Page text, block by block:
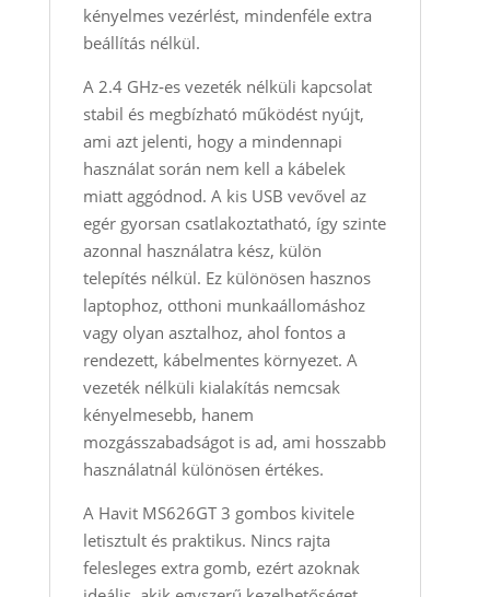
kényelmes vezérlést, mindenféle extra
beállítás nélkül.
A 2.4 GHz‑es vezeték nélküli kapcsolat
stabil és megbízható működést nyújt,
ami azt jelenti, hogy a mindennapi
használat során nem kell a kábelek
miatt aggódnod. A kis USB vevővel az
egér gyorsan csatlakoztatható, így szinte
azonnal használatra kész, külön
telepítés nélkül. Ez különösen hasznos
laptophoz, otthoni munkaállomáshoz
vagy olyan asztalhoz, ahol fontos a
rendezett, kábelmentes környezet. A
vezeték nélküli kialakítás nemcsak
kényelmesebb, hanem
mozgásszabadságot is ad, ami hosszabb
használatnál különösen értékes.
A Havit MS626GT 3 gombos kivitele
letisztult és praktikus. Nincs rajta
felesleges extra gomb, ezért azoknak